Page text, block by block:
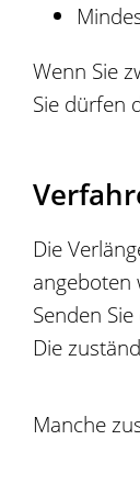
Wenn Sie
Sie dürfen
Die
angeboten
Senden
Die
Manche